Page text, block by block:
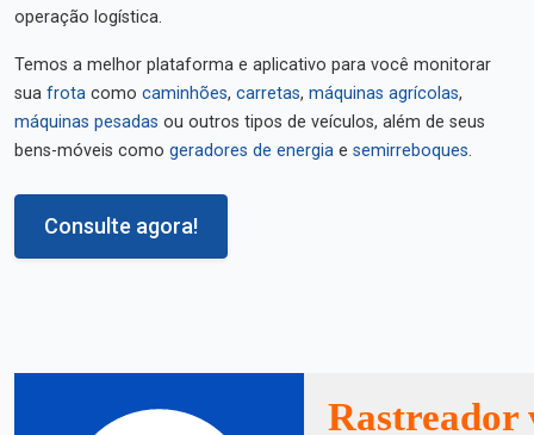
operação logística.
Temos a melhor plataforma e aplicativo para você monitorar
sua frota como caminhões, carretas, máquinas agrícolas,
máquinas pesadas ou outros tipos de veículos, além de seus
bens-móveis como geradores de energia e semirreboques.
Consulte agora!
Rastreador